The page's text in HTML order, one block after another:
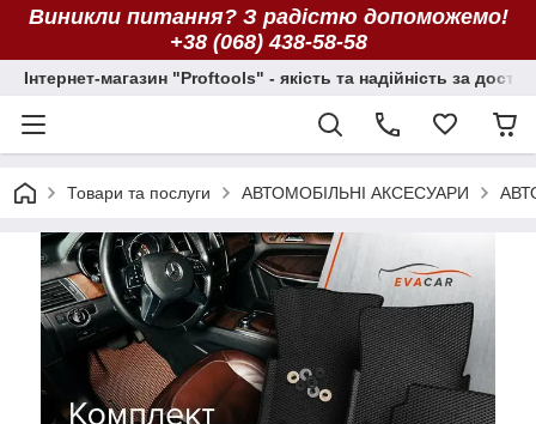
Виникли питання? З радістю допоможемо!
+38 (068) 438-58-58
Інтернет-магазин "Proftools" - якість та надійність за
Товари та послуги АВТОМОБІЛЬНІ АКСЕСУАРИ